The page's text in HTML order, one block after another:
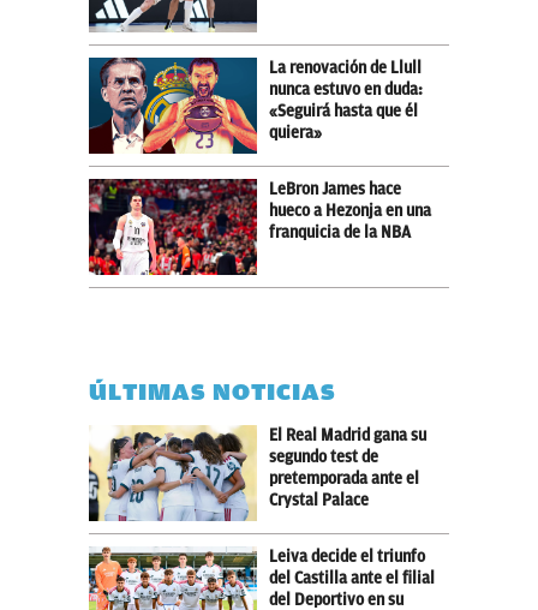
La renovación de Llull
nunca estuvo en duda:
«Seguirá hasta que él
quiera»
LeBron James hace
hueco a Hezonja en una
franquicia de la NBA
ÚLTIMAS NOTICIAS
El Real Madrid gana su
segundo test de
pretemporada ante el
Crystal Palace
Leiva decide el triunfo
del Castilla ante el filial
del Deportivo en su